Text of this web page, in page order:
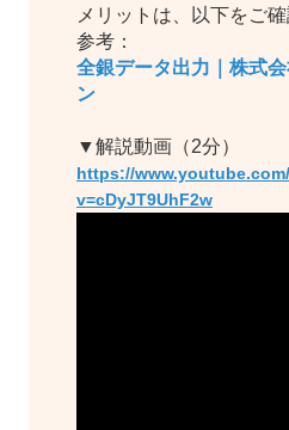
メリットは、以下をご確
参考：
全銀データ出力｜株式
ン
▼解説動画（2分）
https://
v=cDyJT9UhF2w